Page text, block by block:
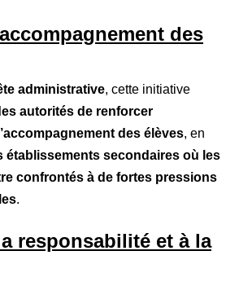
des
administrative, cette initiative
autorités de renforcer
des élèves, en
établissements secondaires où les
confrontés à de fortes pressions
.
responsabilité et à la